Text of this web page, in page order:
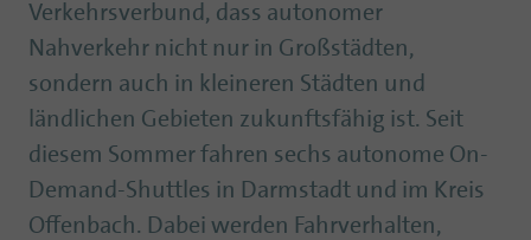
Verkehrsverbund, dass autonomer
Nahverkehr nicht nur in Großstädten,
sondern auch in kleineren Städten und
ländlichen Gebieten zukunftsfähig ist. Seit
diesem Sommer fahren sechs autonome On-
Demand-Shuttles in Darmstadt und im Kreis
Offenbach. Dabei werden Fahrverhalten,